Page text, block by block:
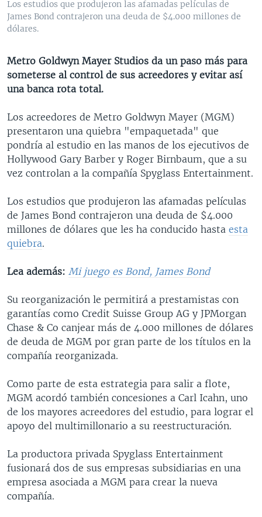
VENEZUELA
BRASIL
NICARAGUA
ECONOMÍA
ENTRETENIMIENTO Y CULTURA
DEPORTES
CIENCIA Y SALUD
MULTIMEDIA
VIDEOS
AUDIOS
PROGRAMAS TV
FORO INTERAMERICANO
VISIÓN 360
LAS CLAVES
PANORAMA
AVANCE INFORMATIVO
AUDIONOTICIAS
BUENOS DÍAS AMÉRICA
ESTADOS UNIDOS AL DÍA
EL MUNDO AL DÍA [RADIO]
FORO [RADIO]
DEPORTIVO INTERNACIONAL
NOTA ECONÓMICA
ENTRETENIMIENTO
DIRECT
DOCUMENTALES DE LA VOA
SÍGANOS
Idiomas
Los estudios que produjeron las afamadas películas de
James Bond contrajeron una deuda de $4.000 millones de
dólares.
Metro Goldwyn Mayer Studios da un paso más para
someterse al control de sus acreedores y evitar así
una banca rota total.
Los acreedores de Metro Goldwyn Mayer (MGM)
presentaron una quiebra "empaquetada" que
pondría al estudio en las manos de los ejecutivos de
Hollywood Gary Barber y Roger Birnbaum, que a su
vez controlan a la compañía Spyglass Entertainment.
Los estudios que produjeron las afamadas películas
de James Bond contrajeron una deuda de $4.000
millones de dólares que les ha conducido hasta esta
quiebra.
Lea además: Mi juego es Bond, James Bond
Su reorganización le permitirá a prestamistas con
garantías como Credit Suisse Group AG y JPMorgan
Chase & Co canjear más de 4.000 millones de dólares
de deuda de MGM por gran parte de los títulos en la
compañía reorganizada.
Como parte de esta estrategia para salir a flote,
MGM acordó también concesiones a Carl Icahn, uno
de los mayores acreedores del estudio, para lograr el
apoyo del multimillonario a su reestructuración.
La productora privada Spyglass Entertainment
fusionará dos de sus empresas subsidiarias en una
empresa asociada a MGM para crear la nueva
compañía.